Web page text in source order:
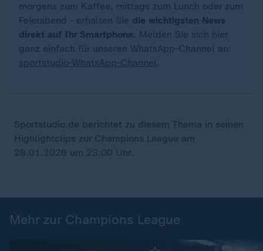
morgens zum Kaffee, mittags zum Lunch oder zum
Feierabend - erhalten Sie die wichtigsten News
direkt auf Ihr Smartphone. Melden Sie sich hier
ganz einfach für unseren WhatsApp-Channel an:
sportstudio-WhatsApp-Channel.
Sportstudio.de berichtet zu diesem Thema in seinen
Highlightclips zur Champions League am
28.01.2026 um 23:00 Uhr.
Mehr zur Champions League